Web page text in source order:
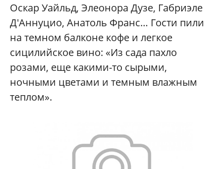
Оскар Уайльд, Элеонора Дузе, Габриэле
Д'Аннуцио, Анатоль Франс… Гости пили
на темном балконе кофе и легкое
сицилийское вино: «Из сада пахло
розами, еще какими-то сырыми,
ночными цветами и темным влажным
теплом».